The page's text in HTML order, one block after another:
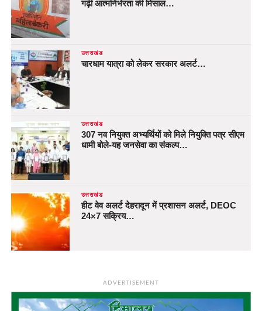
गढ़ी आत्मनिर्भरता की मिसाल…
उत्तराखंड
चारधाम यात्रा को लेकर सरकार अलर्ट…
उत्तराखंड
307 नव नियुक्त अभ्यर्थियों को मिले नियुक्ति पत्र सीएम
धामी बोले-यह जनसेवा का संकल्प…
उत्तराखंड
हीट वेव अलर्ट देहरादून में प्रशासन अलर्ट, DEOC
24×7 सक्रिय…
ADVERTISEMENT